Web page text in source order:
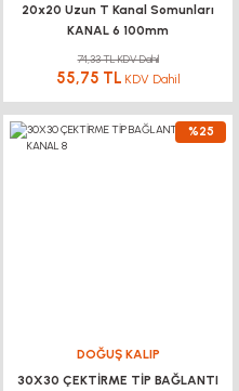
20x20 Uzun T Kanal Somunları
KANAL 6 100mm
74,33 TL KDV Dahil
55,75 TL KDV Dahil
%25
DOĞUŞ KALIP
30X30 ÇEKTİRME TİP BAĞLANTI